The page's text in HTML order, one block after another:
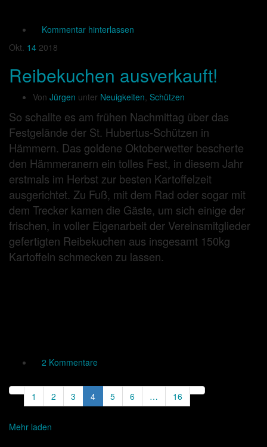
Kommentar hinterlassen
Okt. 14 2018
Reibekuchen ausverkauft!
Von Jürgen unter Neuigkeiten, Schützen
So schallte es am frühen Nachmittag über das
Festgelände der St. Hubertus-Schützen in
Hämmern. Das goldene Oktoberwetter bescherte
den Hämmeranern ein tolles Fest, in diesem Jahr
erstmals im Herbst zur besten Kartoffelzeit
ausgerichtet. Zu Fuß, mit dem Rad oder sogar mit
dem Trecker kamen die Gäste, um sich einige der
frischen, in voller Eigenarbeit der Vereinsmitglieder
gefertigten Reibekuchen aus insgesamt 150kg
Kartoffeln schmecken zu lassen.
2 Kommentare
1 2 3 4 5 6 … 16
Mehr laden